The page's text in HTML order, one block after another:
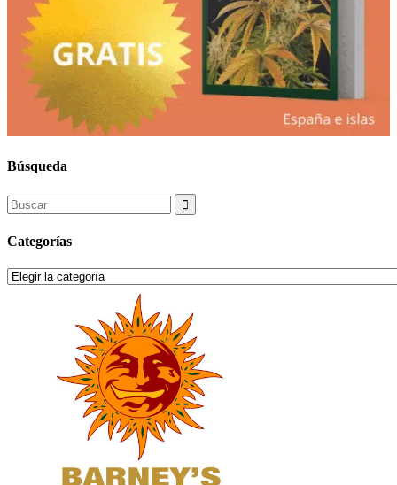
Búsqueda
Search
for:
Categorías
Categorías